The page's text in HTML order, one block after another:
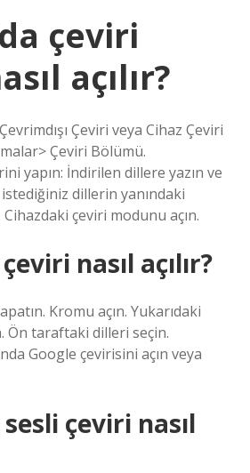
çeviri
açılır?
Çeviri veya Cihaz Çeviri
Çeviri Bölümü.
yapın: İndirilen dillere yazın ve
dillerin yanındaki
çeviri modunu açın.
nasıl açılır?
Kromu açın. Yukarıdaki
Ön taraftaki dilleri seçin.
Google çevirisini açın veya
çeviri nasıl